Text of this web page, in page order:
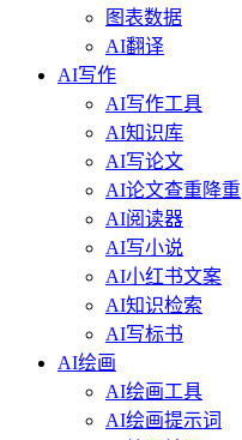
图表数据
AI翻译
AI写作
AI写作工具
AI知识库
AI写论文
AI论文查重降重
AI阅读器
AI写小说
AI小红书文案
AI知识检索
AI写标书
AI绘画
AI绘画工具
AI绘画提示词